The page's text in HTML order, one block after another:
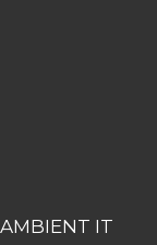
AMBIENT IT